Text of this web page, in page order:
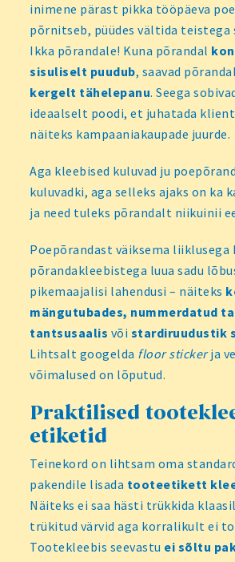
inimene pärast pikka tööpäeva
põrnitseb, püüdes vältida
Ikka põrandale! Kuna põrandal
sisuliselt puudub, saavad
kergelt tähelepanu. Seega
ideaalselt poodi, et juhatada
näiteks kampaaniakaupade juurde.
Aga kleebised kuluvad ju
kuluvadki, aga selleks ajaks on ka
ja need tuleks põrandalt niikuinii
Poepõrandast väiksema liiklusega
põrandakleebistega luua sadu
pikemaajalisi lahendusi – näiteks
mängutubades, nummerdatud
tantsusaalis või stardiruudustik
Lihtsalt googelda floor stickerja
võimalused on lõputud.
Praktilised
etiketid
Teinekord on lihtsam oma
pakendile lisada tooteetikett
Näiteks ei saa hästi trükkida
trükitud värvid aga korralikult ei
Tootekleebis seevastu ei sõltu